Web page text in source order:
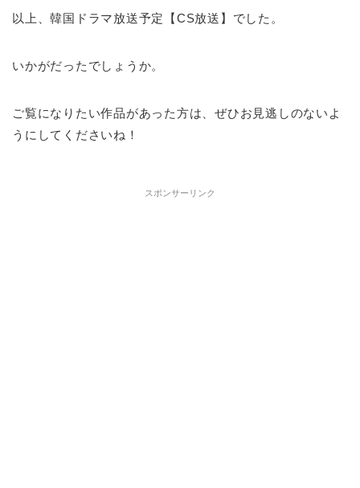
以上、韓国ドラマ放送予定【CS放送】でした。
いかがだったでしょうか。
ご覧になりたい作品があった方は、ぜひお見逃しのないよ
うにしてくださいね！
スポンサーリンク